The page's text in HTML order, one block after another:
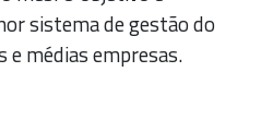
sistema de gestão do
e médias empresas.